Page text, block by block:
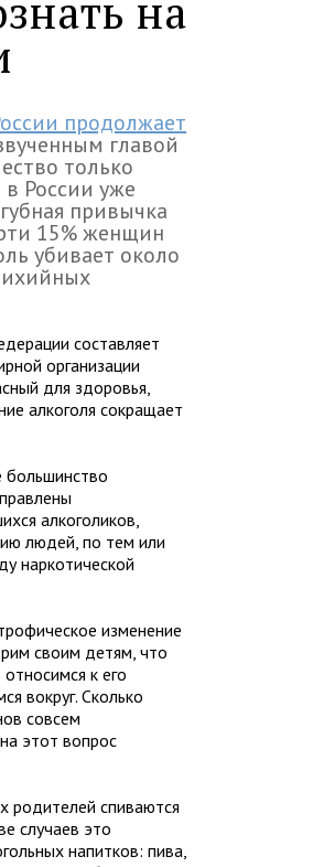
продолжает
главой
только
России уже
привычка
15% женщин
убивает около
составляет
организации
для здоровья,
алкоголя сокращает
алкоголиков,
людей, по тем или
наркотической
изменение
своим детям, что
к его
вокруг. Сколько
совсем
этот вопрос
родителей спиваются
случаев это
напитков: пива,